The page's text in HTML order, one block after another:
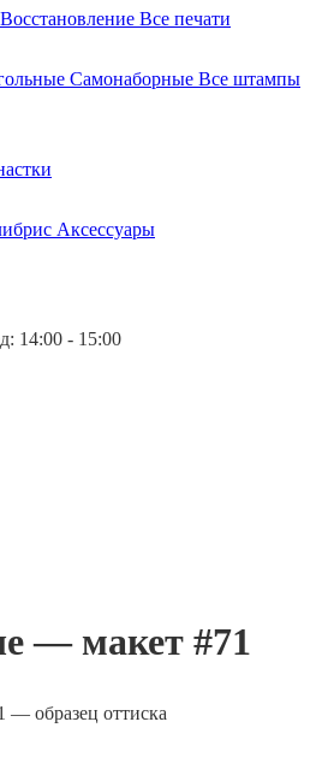
Восстановление Все печати
Самонаборные Все штампы
Аксессуары
14:00 - 15:00
— макет #71